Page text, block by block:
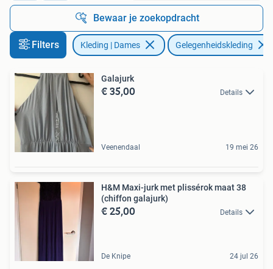
Bewaar je zoekopdracht
Filters Kleding | Dames Gelegenheidskleding
Galajurk
€ 35,00 Details
Veenendaal 19 mei 26
H&M Maxi-jurk met plissérok maat 38
(chiffon galajurk)
€ 25,00 Details
De Knipe 24 jul 26